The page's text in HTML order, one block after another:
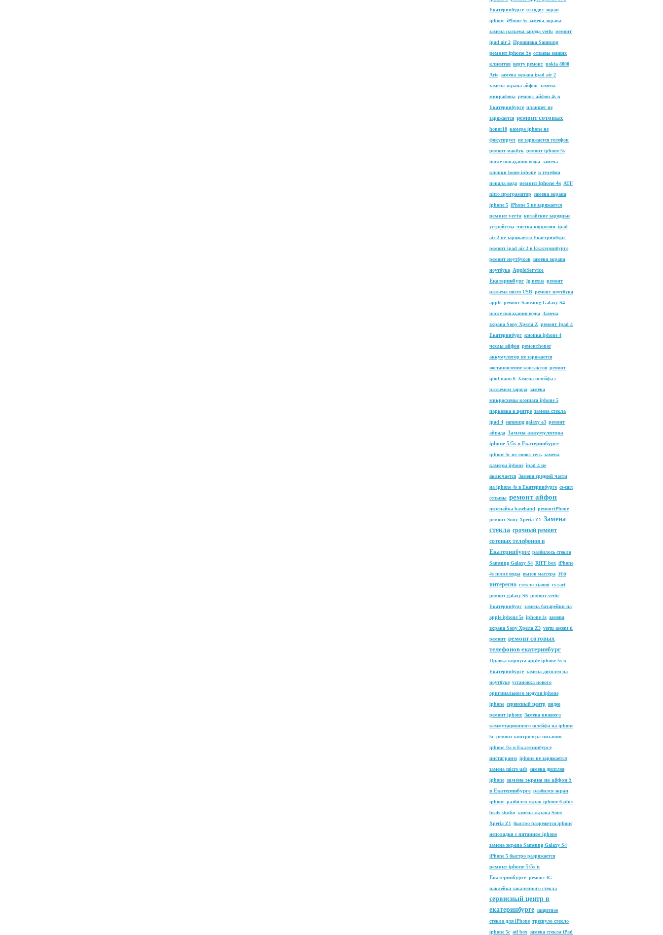
Екатеринбурге отходит экран
iphone iPhone 5s замена экрана
замена разъема заряда vertu ремонт
ipad air 2 Прошивка Samsung
ремонт iphone 5s отзывы наших
клиентов верту ремонт nokia 8800
Arte замена экрана ipad air 2
замена экрана айфон замена
микрафона ремонт айфон 4s в
Екатеринбурге планшет не
заряжается ремонт сотовых
honor10 камера iphone не
фокусирует не заряжается телефон
ремонт макбук ремонт iphone 5s
после попадания воды замена
кнопки home iphone в телефон
попала вода ремонт iphone 4s ATF
nitro програматор замена экрана
iphone 5 iPhone 5 не заряжается
ремонт vertu китайские зарядные
устройства чистка коррозии ipad
air 2 не заряжается Екаетринбург
ремонт ipad air 2 в Екатеринбурге
ремонт ноутбуков замена экрана
ноутбука AppleService
Екатеринбург lg nexus ремонт
разъема micro USB ремонт ноутбука
apple ремонт Samsung Galaxy S4
после попадания воды Замена
экрана Sony Xperia Z ремонт Ipad 4
Екатеринбург кнопка iphone 4
чехлы айфон ремонтhonor
аккумулятор не заряжается
востановление контактов ремонт
ipod nano 6 Замена шлейфа с
разъемом заряда замена
микросхемы компаса iphone 5
парковка в центре замена стекла
ipad 4 samsung galaxy a3 ремонт
айпада Замена аккумулятора
iphone 5/5s в Екатеринбурге
iphone 5c не ловит сеть замена
камеры iphone ipad 4 не
включается Замена средней части
на iphone 4s в Екатеринбурге cs-cart
отзывы ремонт айфон
перепайка baseband ремонтiPhone
ремонт Sony Xperia Z1 Замена
стекла срочный ремонт
сотовых телефонов в
Екатеринбурге разбилось стекло
Samsung Galaxy S4 RIFF box iPhone
4s после воды вызов мастера это
интересно стекло xiaomi cs-cart
ремонт galaxy S6 ремонт vertu
Екатеринбург замена батарейки на
apple iphone 5s iphone 4s замена
экрана Sony Xperia Z3 vertu ascent ti
ремонт ремонт сотовых
телефонов екатеринбург
Правка корпуса apple iphone 5s в
Екатеринбурге замена дисплея на
ноутбуке установка нового
оригинального модуля iphone
iphone сервисный центр видео
ремонт iphone Замена нижнего
коммутационного шлейфа на iphone
5c ремонт контролера питания
iphone /5s в Екатеринбурге
инстаграмм iphone не заряжается
замена micro usb замена дисплея
iphone замена экрана на айфон 5
в Екатеринбурге разбился экран
iphone разбился экран iphone 6 plus
beats studio замена экрана Sony
Xperia Z1 быстро разрежется iphone
неполадки с питанием iphone
замена экрана Samsung Galaxy S4
iPhone 5 быстро разряжается
ремонт iphone 5/5s в
Екатеринбурге ремонт lG
наклейка закаленного стекла
сервисный центр в
екатеринбурге защитное
стекло для iPhone треснуло стекло
iphone 5c atf box замена стекла iPad